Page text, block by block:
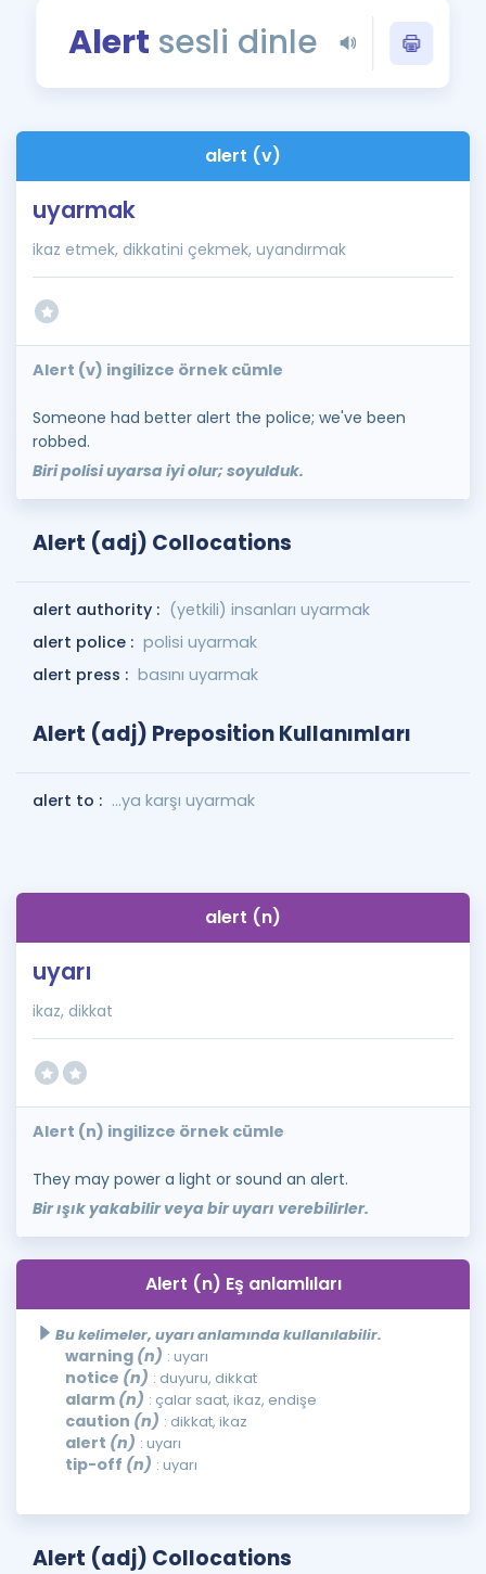
Blog
İngilizce Gramer
Alert sesli dinle
alert (v)
uyarmak
ikaz etmek, dikkatini çekmek, uyandırmak
Alert (v) ingilizce örnek cümle
Someone had better alert the police; we've been
robbed.
Biri polisi uyarsa iyi olur; soyulduk.
Alert (adj) Collocations
alert authority : (yetkili) insanları uyarmak
alert police : polisi uyarmak
alert press : basını uyarmak
Alert (adj) Preposition Kullanımları
alert to : ...ya karşı uyarmak
alert (n)
uyarı
ikaz, dikkat
Alert (n) ingilizce örnek cümle
They may power a light or sound an alert.
Bir ışık yakabilir veya bir uyarı verebilirler.
Alert (n) Eş anlamlıları
Bu kelimeler, uyarı anlamında kullanılabilir.
warning (n) : uyarı
notice (n) : duyuru, dikkat
alarm (n) : çalar saat, ikaz, endişe
caution (n) : dikkat, ikaz
alert (n) : uyarı
tip-off (n) : uyarı
Alert (adj) Collocations